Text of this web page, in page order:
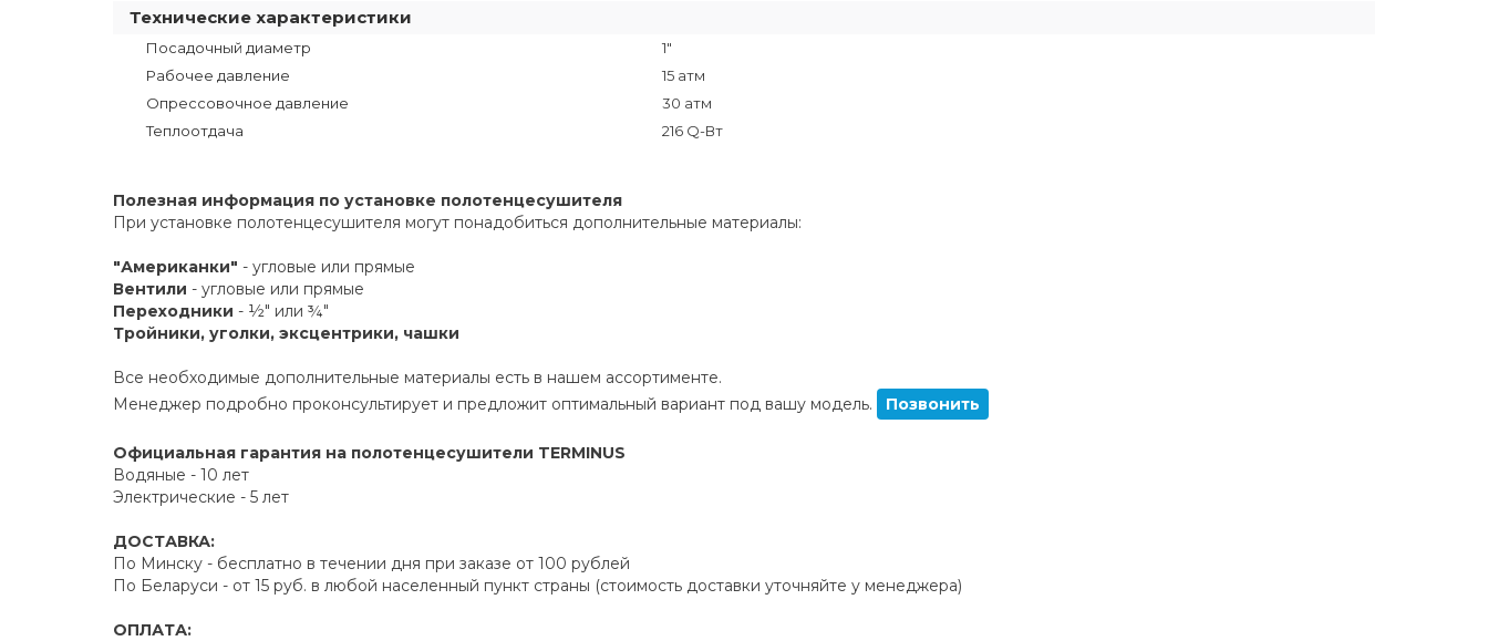
Технические характеристики
Посадочный диаметр
1"
Рабочее давление
15 атм
Опрессовочное давление
30 атм
Теплоотдача
216 Q-Вт
Полезная информация по установке полотенцесушителя
При установке полотенцесушителя могут понадобиться дополнительные материалы:
"Американки" - угловые или прямые
Вентили - угловые или прямые
Переходники - ½" или ¾"
Тройники, уголки, эксцентрики, чашки
Все необходимые дополнительные материалы есть в нашем ассортименте.
Менеджер подробно проконсультирует и предложит оптимальный вариант под вашу модель.
Позвонить
Официальная гарантия на полотенцесушители TERMINUS
Водяные - 10 лет
Электрические - 5 лет
ДОСТАВКА:
По Минску - бесплатно в течении дня при заказе от 100 рублей
По Беларуси - от 15 руб. в любой населенный пункт страны (стоимость доставки уточняйте у менеджера)
ОПЛАТА: